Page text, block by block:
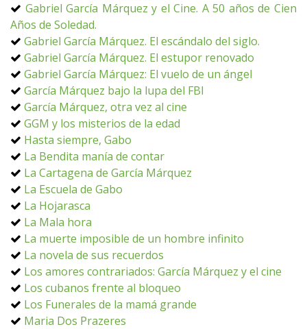
Gabriel García Márquez y el Cine. A 50 años de Cien
Años de Soledad.
Gabriel García Márquez. El escándalo del siglo.
Gabriel García Márquez. El estupor renovado
Gabriel García Márquez: El vuelo de un ángel
García Márquez bajo la lupa del FBI
García Márquez, otra vez al cine
GGM y los misterios de la edad
Hasta siempre, Gabo
La Bendita manía de contar
La Cartagena de García Márquez
La Escuela de Gabo
La Hojarasca
La Mala hora
La muerte imposible de un hombre infinito
La novela de sus recuerdos
Los amores contrariados: García Márquez y el cine
Los cubanos frente al bloqueo
Los Funerales de la mamá grande
Maria Dos Prazeres